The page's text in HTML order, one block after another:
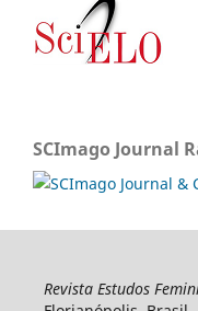
SCImago Journal
Revista Estudos